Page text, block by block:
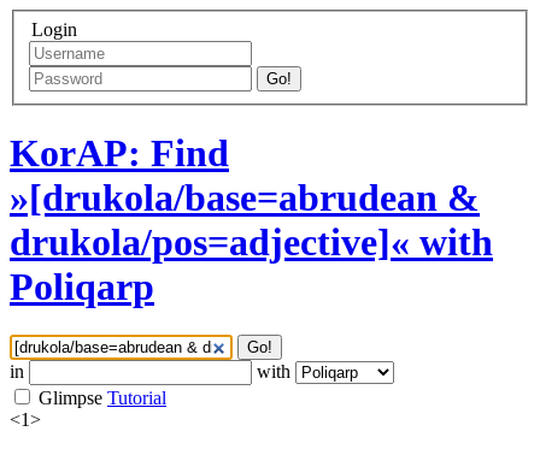
Login
Go!
KorAP: Find
»[drukola/base=abrudean &
drukola/pos=adjective]« with
Poliqarp
Go!
in
with
Glimpse Tutorial
<1>